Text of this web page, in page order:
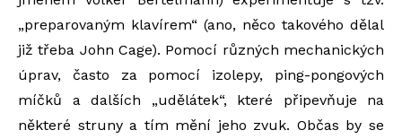
„preparovaným klavírem“ (ano, něco takového dělal
již třeba John Cage). Pomocí různých mechanických
úprav, často za pomocí izolepy, ping-pongových
míčků a dalších „udělátek“, které připevňuje na
některé struny a tím mění jeho zvuk. Občas by se